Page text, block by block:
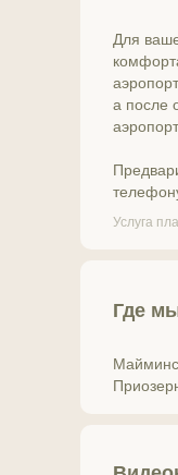
Где
Услуга
Для
а после